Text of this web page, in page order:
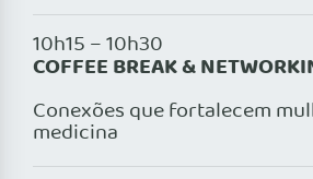
10h15 – 10h30
COFFEE BREAK &
Conexões que fortalecem
medicina